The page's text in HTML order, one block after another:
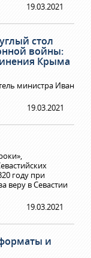
19.03.2021
стол
войны:
Крыма
министра Иван
19.03.2021
году при
веру в Севастии
19.03.2021
и